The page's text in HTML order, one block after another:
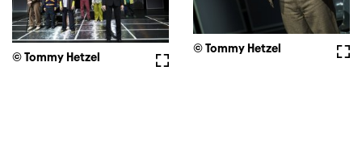
© Tommy Hetzel
Vollbild
© Tommy Hetzel